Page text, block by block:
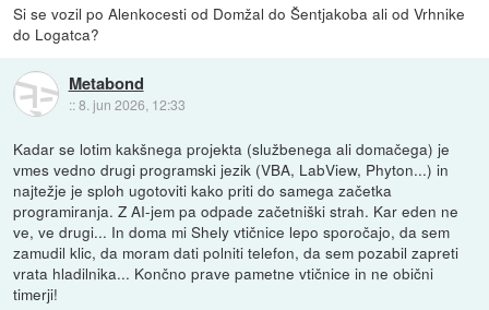
Si se vozil po Alenkocesti od Domžal do Šentjakoba ali od Vrhnike
do Logatca?
Metabond
::8. jun 2026, 12:33
Kadar se lotim kakšnega projekta (službenega ali domačega) je
vmes vedno drugi programski jezik (VBA, LabView, Phyton...) in
najtežje je sploh ugotoviti kako priti do samega začetka
programiranja. Z AI-jem pa odpade začetniški strah. Kar eden ne
ve, ve drugi... In doma mi Shely vtičnice lepo sporočajo, da sem
zamudil klic, da moram dati polniti telefon, da sem pozabil zapreti
vrata hladilnika... Končno prave pametne vtičnice in ne obični
timerji!